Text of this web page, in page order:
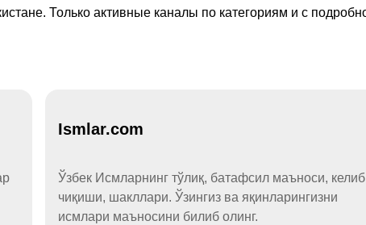
Только активные каналы по категориям и с
Ismlar.com
Ўзбек Исмларнинг тўлиқ, батафсил маъноси, келиб
чиқиши, шакллари. Ўзингиз ва яқинларингизни
исмлари маъносини билиб олинг.